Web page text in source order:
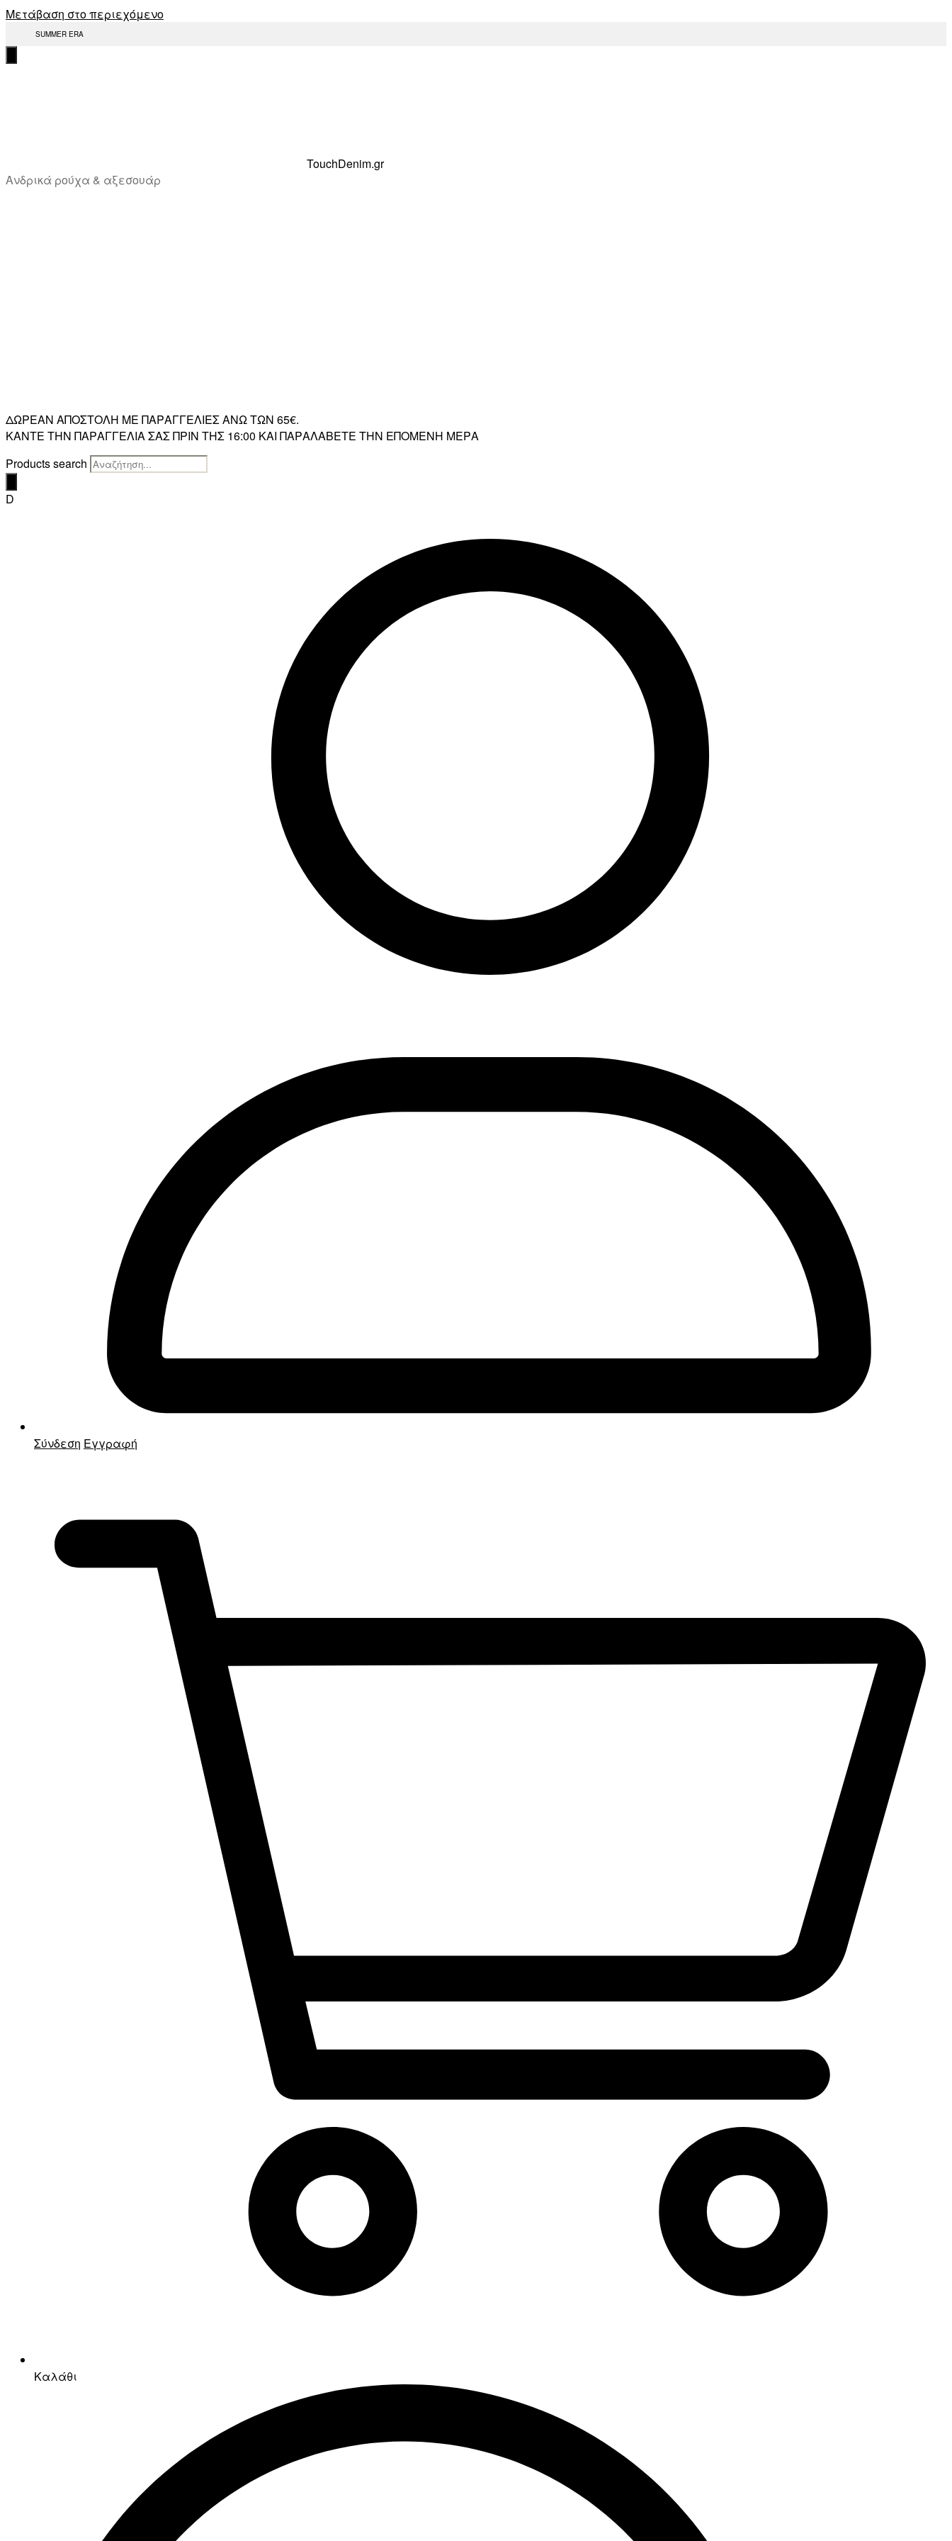
Μετάβαση στο περιεχόμενο
SUMMER ERA
TouchDenim.gr
Ανδρικά ρούχα & αξεσουάρ
ΔΩΡΕΑΝ ΑΠΟΣΤΟΛΗ ΜΕ ΠΑΡΑΓΓΕΛΙΕΣ ΑΝΩ ΤΩΝ 65€.
ΚΑΝΤΕ ΤΗΝ ΠΑΡΑΓΓΕΛΙΑ ΣΑΣ ΠΡΙΝ ΤΗΣ 16:00 ΚΑΙ ΠΑΡΑΛΑΒΕΤΕ ΤΗΝ ΕΠΟΜΕΝΗ ΜΕΡΑ
Products search
D
Σύνδεση Εγγραφή
Καλάθι